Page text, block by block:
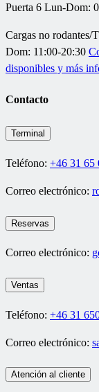
Puerta 6 Lun-Dom:
Cargas no rodantes/
Dom: 11:00-20:30
disponibles y más
Contacto
Terminal
Teléfono: +46 31 65
Correo electrónico:
Reservas
Correo electrónico:
Ventas
Teléfono: +46 31
Correo electrónico:
Atención al cliente